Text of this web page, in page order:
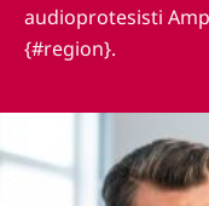
audioprotesisti
{#region}.